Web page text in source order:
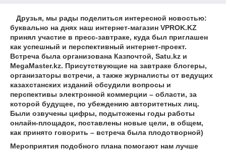
Друзья, мы рады поделиться интересной новостью:
буквально на днях наш интернет-магазин VPROK.KZ
принял участие в пресс-завтраке, куда был приглашен
как успешный и перспективный интернет-проект.
Встреча была организована Казпочтой, Satu.kz и
MegaMaster.kz. Присутствующие на завтраке блогеры,
организаторы встречи, а также журналисты от ведущих
казахстанских изданий обсудили вопросы и
перспективы электронной коммерции – области, за
которой будущее, по убеждению авторитетных лиц.
Были озвучены цифры, подытожены годы работы
онлайн-площадок, поставлены новые цели, в общем,
как принято говорить – встреча была плодотворной)
Мероприятия подобного плана помогают нам лучше